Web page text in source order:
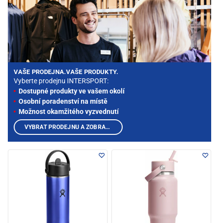
VAŠE PRODEJNA.VAŠE PRODUKTY.
Vyberte prodejnu INTERSPORT:
Dostupné produkty ve vašem okolí
Osobní poradenství na místě
Možnost okamžitého vyzvednutí
VYBRAT PRODEJNU A ZOBRAZIT PRODUKTY